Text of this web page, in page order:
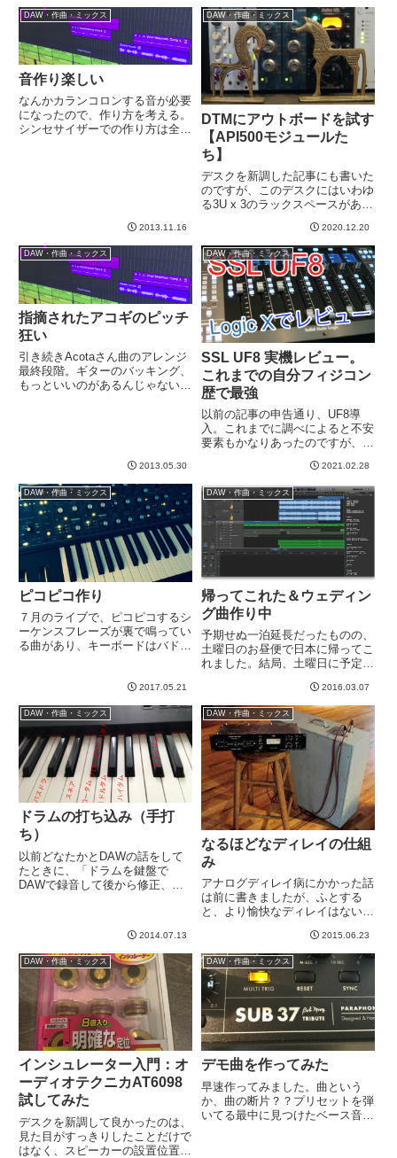
何が悪かったか見直して、その点
を修正して再度アップしたらOK
がでたよ、と...
DAW・作曲・ミックス
音作り楽しい
なんかカランコロンする音が必要
になったので、作り方を考える。
シンセサイザーでの作り方は全く
2013.11.16
DAW・作曲・ミックス
DTMにアウトボードを試す
【API500モジュールた
ち】
デスクを新調した記事にも書いた
のですが、このデスクにはいわゆ
る3U x 3のラックスペースがあり
すよね、、、という話なんです
が、実はこれ、もともとある程度
アテがありました。とある先輩か
ら、API500モジュール...
2020.12.20
DAW・作曲・ミックス
指摘されたアコギのピッチ
狂い
引き続きAcotaさん曲のアレンジ
最終段階。ギターのバッキング、
もっといいのがあるんじゃないか
2013.05.30
DAW・作曲・ミックス
SSL UF8 実機レビュー。
これまでの自分フィジコン
歴で最強
以前の記事の申告通り、UF8導
入。これまでに調べによると不安
要素もかなりあったのですが、喜
についての過去記事はこちら。さ
て、予約してしばらくしてから、
サウンドハウスから3月10日くら
いに入荷、とあったのですが...
2021.02.28
DAW・作曲・ミックス
ピコピコ作り
７月のライブで、ピコピコするシ
ーケンスフレーズが裏で鳴ってい
る曲があり、キーボードはバドに
ンのコピーバンド）で、キーボー
ドOKP氏が都合でライブ参加で
きない際に、JAMという曲で同...
2017.05.21
DAW・作曲・ミックス
帰ってこれた＆ウェディン
グ曲作り中
予期せぬ一泊延長だったものの、
土曜日のお昼便で日本に帰ってこ
れました。結局、土曜日に予定し
けずじまい。。。結婚式に行けな
いというのは非常に、、、申し訳
ない。不可抗力なのでやむなしで
すが、東京で改めてお祝いの...
2016.03.07
DAW・作曲・ミックス
ドラムの打ち込み（手打
ち）
以前どなたかとDAWの話をして
たときに、「ドラムを鍵盤で
DAWで録音して後から修正、と
っている、とある曲（私じゃない
人が作曲）にドラムつけようとし
てい...
2014.07.13
DAW・作曲・ミックス
なるほどなディレイの仕組
み
アナログディレイ病にかかった話
は前に書きましたが、ふとする
と、より愉快なディレイはないか
だ、ディレイって、BBD素子の
特性を使って音を遅らせるか、デ
ジタル技術で遅らせるか、、、と
いう基本原理があるのでなかなか
個...
2015.06.23
DAW・作曲・ミックス
インシュレーター入門：オ
ーディオテクニカAT6098
試してみた
デスクを新調して良かったのは、
見た目がすっきりしたことだけで
はなく、スピーカーの設置位置が
DAW・作曲・ミックス
デモ曲を作ってみた
早速作ってみました。曲という
か、曲の断片？？プリセットを弾
いてる最中に見つけたベース音で